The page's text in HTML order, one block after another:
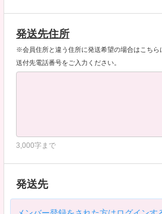
発送先住所
※会員住所と違う住所に発送希望の場合はこちら
送付先電話番号をご入力ください。
3,000字まで
発送先